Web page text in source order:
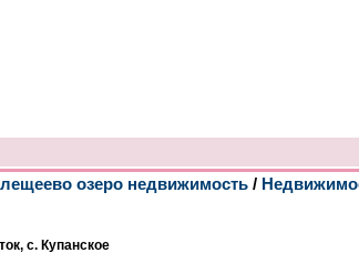
озеро недвижимость /
с. Купанское